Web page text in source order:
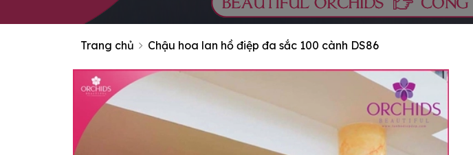
Trang chủ Chậu hoa lan hồ điệp đa sắc 100 cành DS86